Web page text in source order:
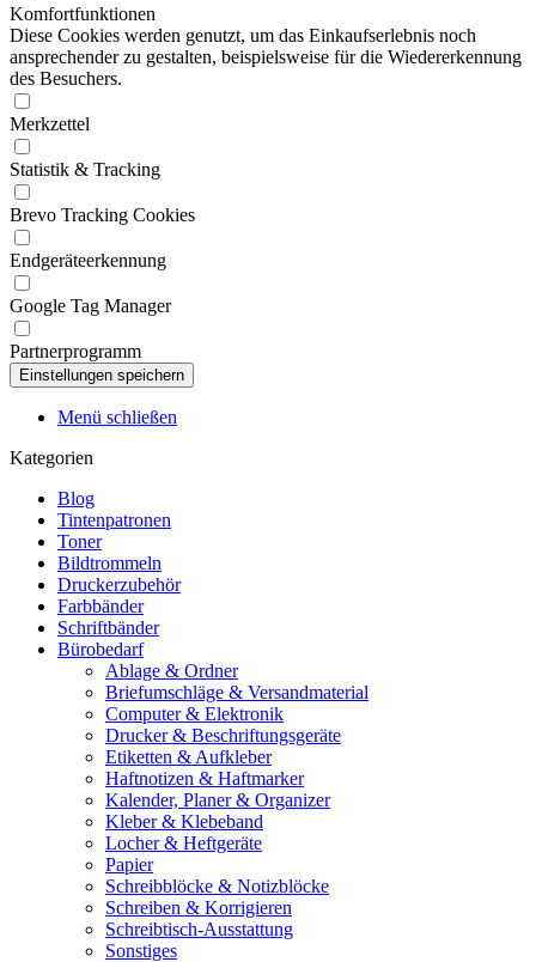
Komfortfunktionen
Diese Cookies werden genutzt, um das Einkaufserlebnis noch
ansprechender zu gestalten, beispielsweise für die Wiedererkennung
des Besuchers.
Merkzettel
Statistik & Tracking
Brevo Tracking Cookies
Endgeräteerkennung
Google Tag Manager
Partnerprogramm
Menü schließen
Kategorien
Blog
Tintenpatronen
Toner
Bildtrommeln
Druckerzubehör
Farbbänder
Schriftbänder
Bürobedarf
Ablage & Ordner
Briefumschläge & Versandmaterial
Computer & Elektronik
Drucker & Beschriftungsgeräte
Etiketten & Aufkleber
Haftnotizen & Haftmarker
Kalender, Planer & Organizer
Kleber & Klebeband
Locher & Heftgeräte
Papier
Schreibblöcke & Notizblöcke
Schreiben & Korrigieren
Schreibtisch-Ausstattung
Sonstiges